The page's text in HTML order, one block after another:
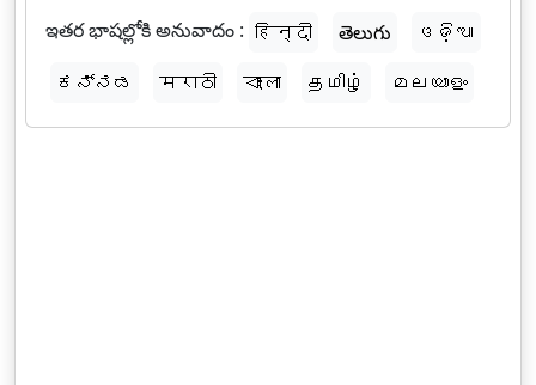
ఇతర భాషల్లోకి అనువాదం : हिन्दी తెలుగు
ଓଡ଼ିଆ
ಕನ್ನಡ
मराठी বাংলা தமிழ் മലയാളം